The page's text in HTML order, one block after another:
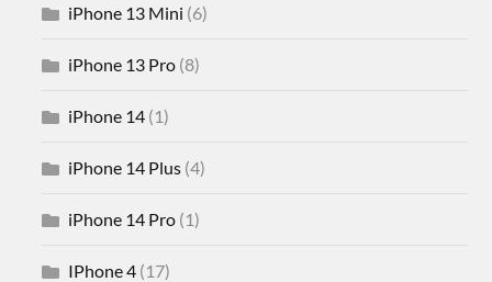
iPhone 13 Mini (6)
iPhone 13 Pro (8)
iPhone 14 (1)
iPhone 14 Plus (4)
iPhone 14 Pro (1)
IPhone 4 (17)